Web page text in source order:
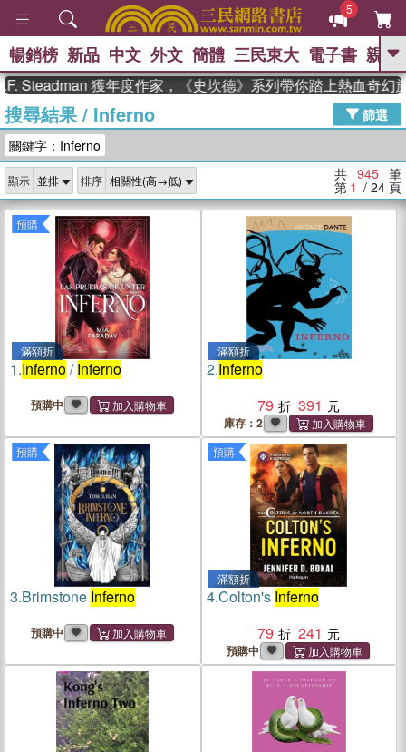
5
GO
高希均教授回憶錄
、 The Odyssey 、 父親節 、 如果歷
獎 臺灣漫遊錄 、 方念華 、 台灣的李
登輝時代
數學女孩：黎曼猜想 、
偉大的迷走神經
暢銷榜 新品 中文 外文 簡體 三民東大 電子書 親子
獲年度作家，《史坎德》系列帶你踏上熱血奇幻旅程
搜尋結果/ Inferno
篩選
關鍵字：Inferno
顯示 排序 共 945 筆
第 1 / 24 頁
預購
滿額折
1.Inferno/Inferno
預購中
滿額折
2.Inferno
79
391
庫存：2
預購
3.Brimstone Inferno
預購中
預購
滿額折
4.Colton's Inferno
79
241
預購中